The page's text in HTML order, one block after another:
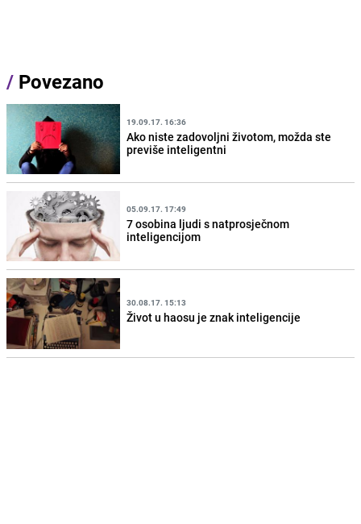
/ Povezano
19.09.17. 16:36
Ako niste zadovoljni životom, možda ste
previše inteligentni
05.09.17. 17:49
7 osobina ljudi s natprosječnom
inteligencijom
30.08.17. 15:13
Život u haosu je znak inteligencije